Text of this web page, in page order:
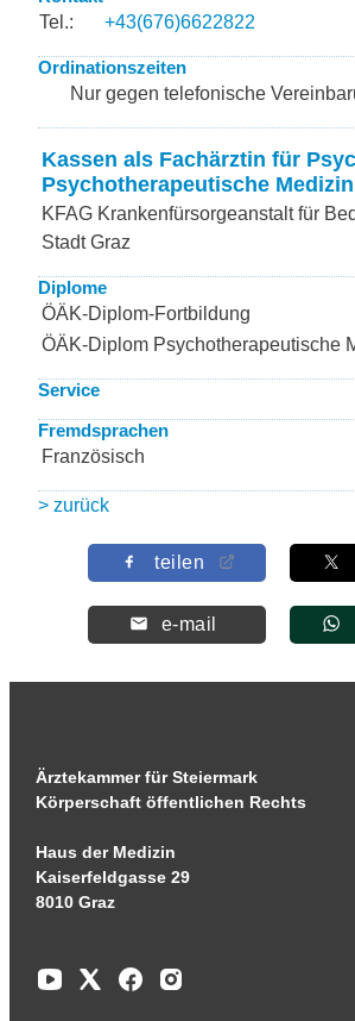
Tel.:
+43(676)6622822
Ordinationszeiten
Nur gegen telefonische
Kassen als Fachärztin für
Psychotherapeutische Medizin
KFAG Krankenfürsorgeanstalt für
Stadt Graz
Diplome
ÖÄK-Diplom-Fortbildung
ÖÄK-Diplom Psychotherapeutische
Service
Fremdsprachen
Französisch
> zurück
teilen
e-mail
Ärztekammer für Steiermark
Körperschaft öffentlichen Rechts
Haus der Medizin
Kaiserfeldgasse 29
8010 Graz